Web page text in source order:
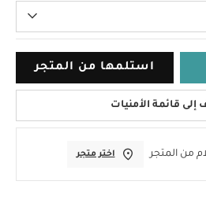
استلمها من المتجر
قائمة الأمنيات
من المتجر اختر متجر